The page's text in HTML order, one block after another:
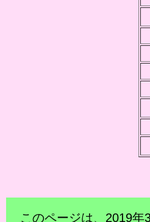
このページは、2019